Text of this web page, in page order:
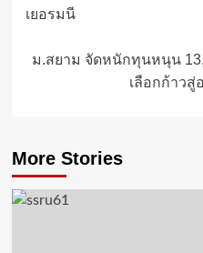
เยอรมนี
ม.สยาม จัดหนักทุนหนุน
เลือกก้าว
More Stories